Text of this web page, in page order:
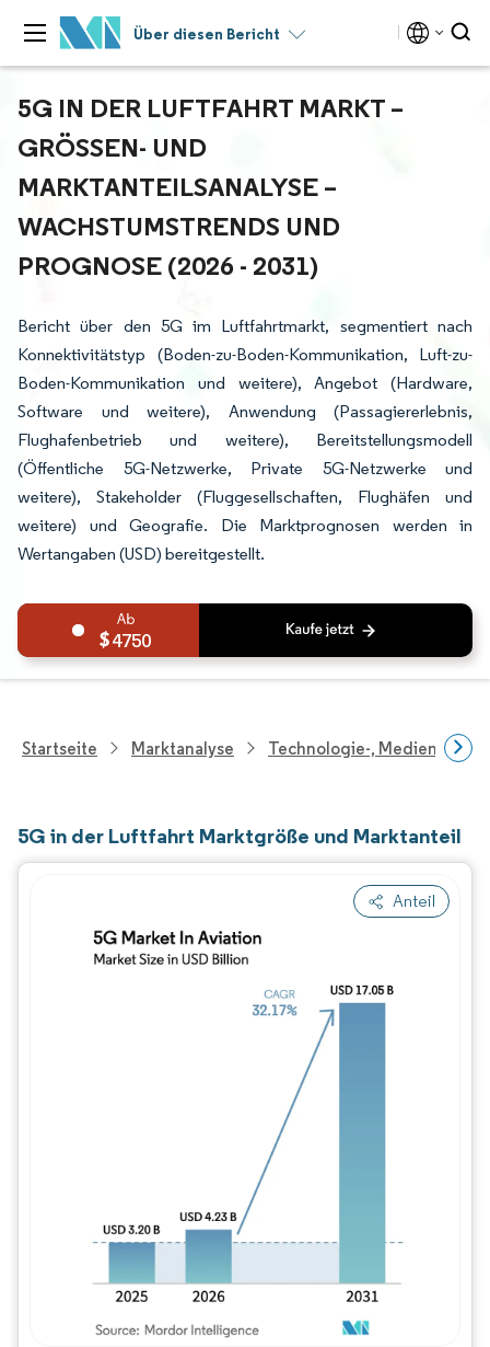
Über diesen Bericht
5G IN DER LUFTFAHRT MARKT –
GRÖSSEN- UND M
ARKTANTEILSANALYSE – W
ACHSTUMSTRENDS UND P
ROGNOSE (2026 - 2031)
Bericht über den 5G im Luftfahrtmarkt, segmentiert nach
Konnektivitätstyp (Boden-zu-Boden-Kommunikation, Luft-zu-
Boden-Kommunikation und weitere), Angebot (Hardware,
Software und weitere), Anwendung (Passagiererlebnis,
Flughafenbetrieb und weitere), Bereitstellungsmodell
(Öffentliche 5G-Netzwerke, Private 5G-Netzwerke und
weitere), Stakeholder (Fluggesellschaften, Flughäfen und
weitere) und Geografie. Die Marktprognosen werden in
Wertangaben (USD) bereitgestellt.
4750
Startseite Marktanalyse Technologie-, Medien- Und
5G in der Luftfahrt Marktgröße und Marktanteil
Anteil
Bild © Mordor Intelligence.